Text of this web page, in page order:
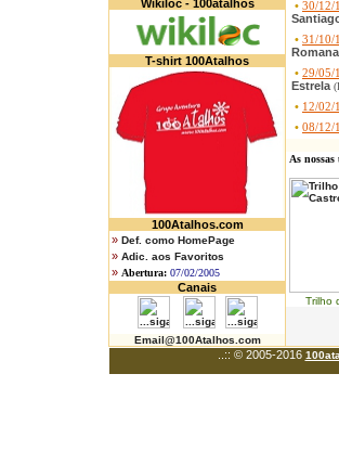
Wikiloc - 100atalhos
T-shirt 100Atalhos
100Atalhos.com
» Def. como HomePage
» Adic. aos Favoritos
» Abertura: 07/02/2005
Canais
Email@100Atalhos.com
• 30/12/
• 31/10/
• 29/05/
Estrela
• 12/02/
• 08/12/
As
Trilho
..:: © 2005-2016